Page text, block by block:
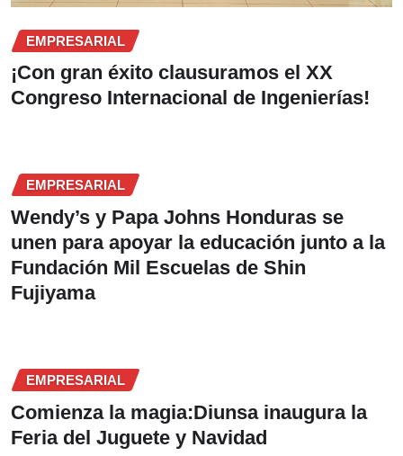
EMPRESARIAL
¡Con gran éxito clausuramos el XX
Congreso Internacional de Ingenierías!
EMPRESARIAL
Wendy’s y Papa Johns Honduras se
unen para apoyar la educación junto a la
Fundación Mil Escuelas de Shin
Fujiyama
EMPRESARIAL
Comienza la magia:Diunsa inaugura la
Feria del Juguete y Navidad